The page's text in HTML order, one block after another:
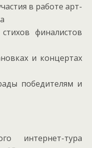
в работе арт-
финалистов
и концертах
победителям и
интернет-тура